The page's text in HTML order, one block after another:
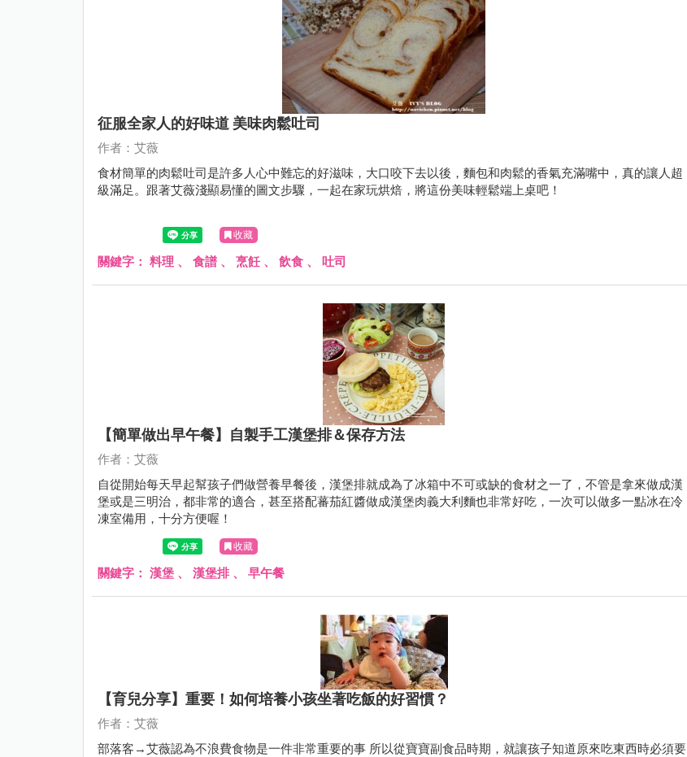
征服全家人的好味道 美味肉鬆吐司
作者：艾薇
食材簡單的肉鬆吐司是許多人心中難忘的好滋味，大口咬下去以後，麵包和肉鬆的香氣充滿嘴中，真的讓人超
級滿足。跟著艾薇淺顯易懂的圖文步驟，一起在家玩烘焙，將這份美味輕鬆端上桌吧！
收藏
關鍵字： 料理 、 食譜 、 烹飪、 飲食 、 吐司
【簡單做出早午餐】自製手工漢堡排＆保存方法
作者：艾薇
自從開始每天早起幫孩子們做營養早餐後，漢堡排就成為了冰箱中不可或缺的食材之一了，不管是拿來做成漢
堡或是三明治，都非常的適合，甚至搭配蕃茄紅醬做成漢堡肉義大利麵也非常好吃，一次可以做多一點冰在冷
凍室備用，十分方便喔！
收藏
關鍵字： 漢堡 、 漢堡排、 早午餐
【育兒分享】重要！如何培養小孩坐著吃飯的好習慣？
作者：艾薇
部落客→艾薇認為不浪費食物是一件非常重要的事 所以從寶寶副食品時期，就讓孩子知道原來吃東西時必須要